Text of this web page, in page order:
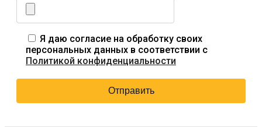
Я даю согласие на обработку своих
персональных данных в соответствии с
Политикой конфиденциальности